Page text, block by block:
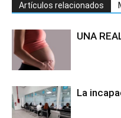
Artículos relacionados
UNA
La